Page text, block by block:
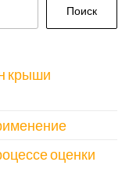
Поиск
крыши
оценки